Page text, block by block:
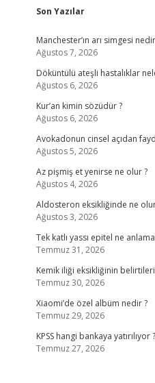
Sidebar
Son Yazılar
Manchester’ın arı simgesi
Ağustos 7, 2026
Döküntülü ateşli hastalıklar
Ağustos 6, 2026
Kur’an kimin sözüdür ?
Ağustos 6, 2026
Avokadonun cinsel açıdan
Ağustos 5, 2026
Az pişmiş et yenirse ne olur ?
Ağustos 4, 2026
Aldosteron eksikliğinde ne
Ağustos 3, 2026
Tek katlı yassı epitel ne
Temmuz 31, 2026
Kemik iliği eksikliğinin
Temmuz 30, 2026
Xiaomi’de özel albüm nedir ?
Temmuz 29, 2026
KPSS hangi bankaya yatırılıyor ?
Temmuz 27, 2026